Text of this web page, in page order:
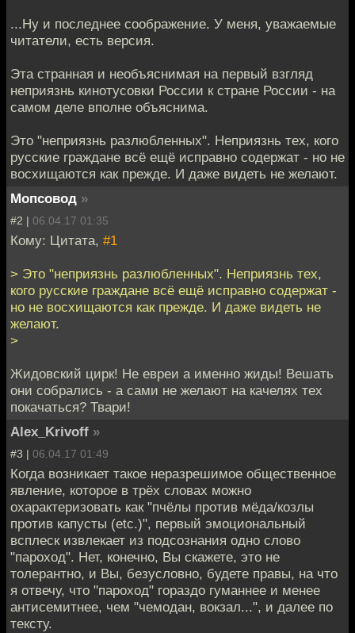
...Ну и последнее соображение. У меня, уважаемые
читатели, есть версия.
Эта странная и необъяснимая на первый взгляд
неприязнь кинотусовки России к стране России - на
самом деле вполне объяснима.
Это "неприязнь разлюбленных". Неприязнь тех, кого
русские граждане всё ещё исправно содержат - но не
восхищаются как прежде. И даже видеть не желают.
Мопсовод »
#2 | 06.04.17 01:35
Кому: Цитата, #1
> Это "неприязнь разлюбленных". Неприязнь тех,
кого русские граждане всё ещё исправно содержат -
но не восхищаются как прежде. И даже видеть не
желают.
>
Жидовский цирк! Не евреи а именно жиды! Вешать
они собрались - а сами не желают на качелях тех
покачаться? Твари!
Alex_Krivoff »
#3 | 06.04.17 01:49
Когда возникает такое неразрешимое общественное
явление, которое в трёх словах можно
охарактеризовать как "пчёлы против мёда/козлы
против капусты (etc.)", первый эмоциональный
всплеск извлекает из подсознания одно слово
"пароход". Нет, конечно, Вы скажете, это не
толерантно, и Вы, безусловно, будете правы, на что
я отвечу, что "пароход" гораздо гуманнее и менее
антисемитнее, чем "чемодан, вокзал...", и далее по
тексту.